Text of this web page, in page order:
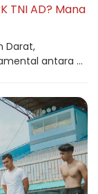
TNI AD? Mana
Darat,
antara ...